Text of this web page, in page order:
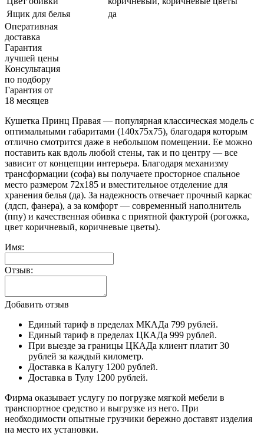
Ящик для белья
да
Оперативная
доставка
Гарантия
лучшей цены
Консультация
по подбору
Гарантия от
18 месяцев
Кушетка Принц Правая — популярная классическая модель с
оптимальными габаритами (140х75х75), благодаря которым
отлично смотрится даже в небольшом помещении. Ее можно
поставить как вдоль любой стены, так и по центру — все
зависит от концепции интерьера. Благодаря механизму
трансформации (софа) вы получаете просторное спальное
место размером 72х185 и вместительное отделение для
хранения белья (да). За надежность отвечает прочный каркас
(лдсп, фанера), а за комфорт — современный наполнитель
(ппу) и качественная обивка с приятной фактурой (рогожка,
цвет коричневый, коричневые цветы).
Имя:
Отзыв:
Добавить отзыв
Единый тариф в пределах МКАДа 799 рублей.
Единый тариф в пределах ЦКАДа 999 рублей.
При выезде за границы ЦКАДа клиент платит 30
рублей за каждый километр.
Доставка в Калугу 1200 рублей.
Доставка в Тулу 1200 рублей.
Фирма оказывает услугу по погрузке мягкой мебели в
транспортное средство и выгрузке из него. При
необходимости опытные грузчики бережно доставят изделия
на место их установки.